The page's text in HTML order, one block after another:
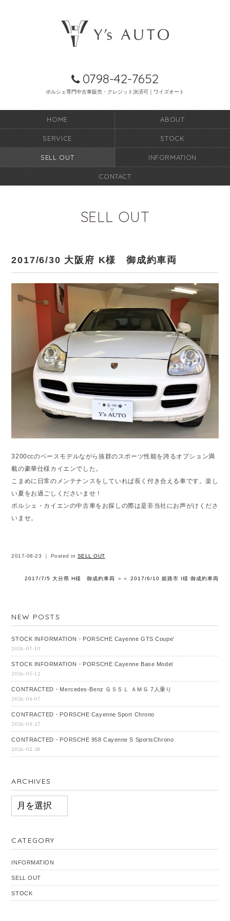
0798-42-7652
ポルシェ専門中古車販売・クレジット決済可｜ワイズオート
HOME ABOUT
SERVICE STOCK
SELL OUT INFORMATION
CONTACT
SELL OUT
2017/6/30 大阪府 K様 御成約車両
3200ccのベースモデルながら抜群のスポーツ性能を誇るオプション満
載の豪華仕様カイエンでした。
こまめに日常のメンテナンスをしていれば長く付き合える車です。楽し
い夏をお過ごしくださいませ！
ポルシェ・カイエンの中古車をお探しの際は是非当社にお声がけくださ
いませ。
2017-08-23 ｜ Posted in SELL OUT
＜ 2017/6/10 姫路市 I様 御成約車両
2017/7/5 大分県 H様 御成約車両 ＞
NEW POSTS
STOCK INFORMATION・PORSCHE Cayenne GTS Coupe’
2026-07-10
STOCK INFORMATION・PORSCHE Cayenne Base Model
2026-05-12
CONTRACTED・Mercedes‐Benz Ｇ５５Ｌ ＡＭＧ 7人乗り
2026-04-07
CONTRACTED・PORSCHE Cayenne Sport Chrono
2026-03-27
CONTRACTED・PORSCHE 958 Cayenne S SportsChrono
2026-02-28
ARCHIVES
ARCHIVES
CATEGORY
INFORMATION
SELL OUT
STOCK